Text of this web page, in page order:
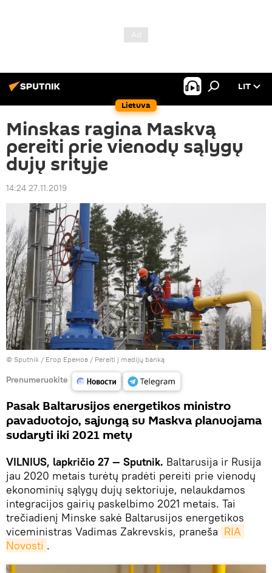
Lietuva
LIT
Minskas ragina Maskvą
pereiti prie vienodų sąlygų
dujų srityje
14:24 27.11.2019
© Sputnik / Егор Еремов / Pereiti į medijų banką
Prenumeruokite
Pasak Baltarusijos energetikos ministro
pavaduotojo, sąjungą su Maskva planuojama
sudaryti iki 2021 metų
VILNIUS, lapkričio 27 — Sputnik. Baltarusija ir Rusija
jau 2020 metais turėtų pradėti pereiti prie vienodų
ekonominių sąlygų dujų sektoriuje, nelaukdamos
integracijos gairių paskelbimo 2021 metais. Tai
trečiadienį Minske sakė Baltarusijos energetikos
viceministras Vadimas Zakrevskis, praneša RIA
Novosti .